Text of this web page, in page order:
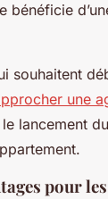
bénéficie
souhaitent
une
lancement
pour